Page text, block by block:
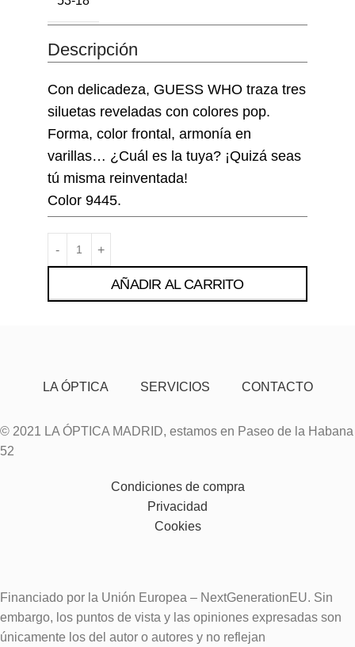
Descripción
Con delicadeza, GUESS WHO traza tres
siluetas reveladas con colores pop.
Forma, color frontal, armonía en
varillas… ¿Cuál es la tuya? ¡Quizá seas
tú misma reinventada!
Color 9445.
AÑADIR AL CARRITO
LA ÓPTICA SERVICIOS CONTACTO
© 2021 LA ÓPTICA MADRID, estamos en Paseo de la Habana
52
Condiciones de compra
Privacidad
Cookies
Financiado por la Unión Europea – NextGenerationEU. Sin
embargo, los puntos de vista y las opiniones expresadas son
únicamente los del autor o autores y no reflejan